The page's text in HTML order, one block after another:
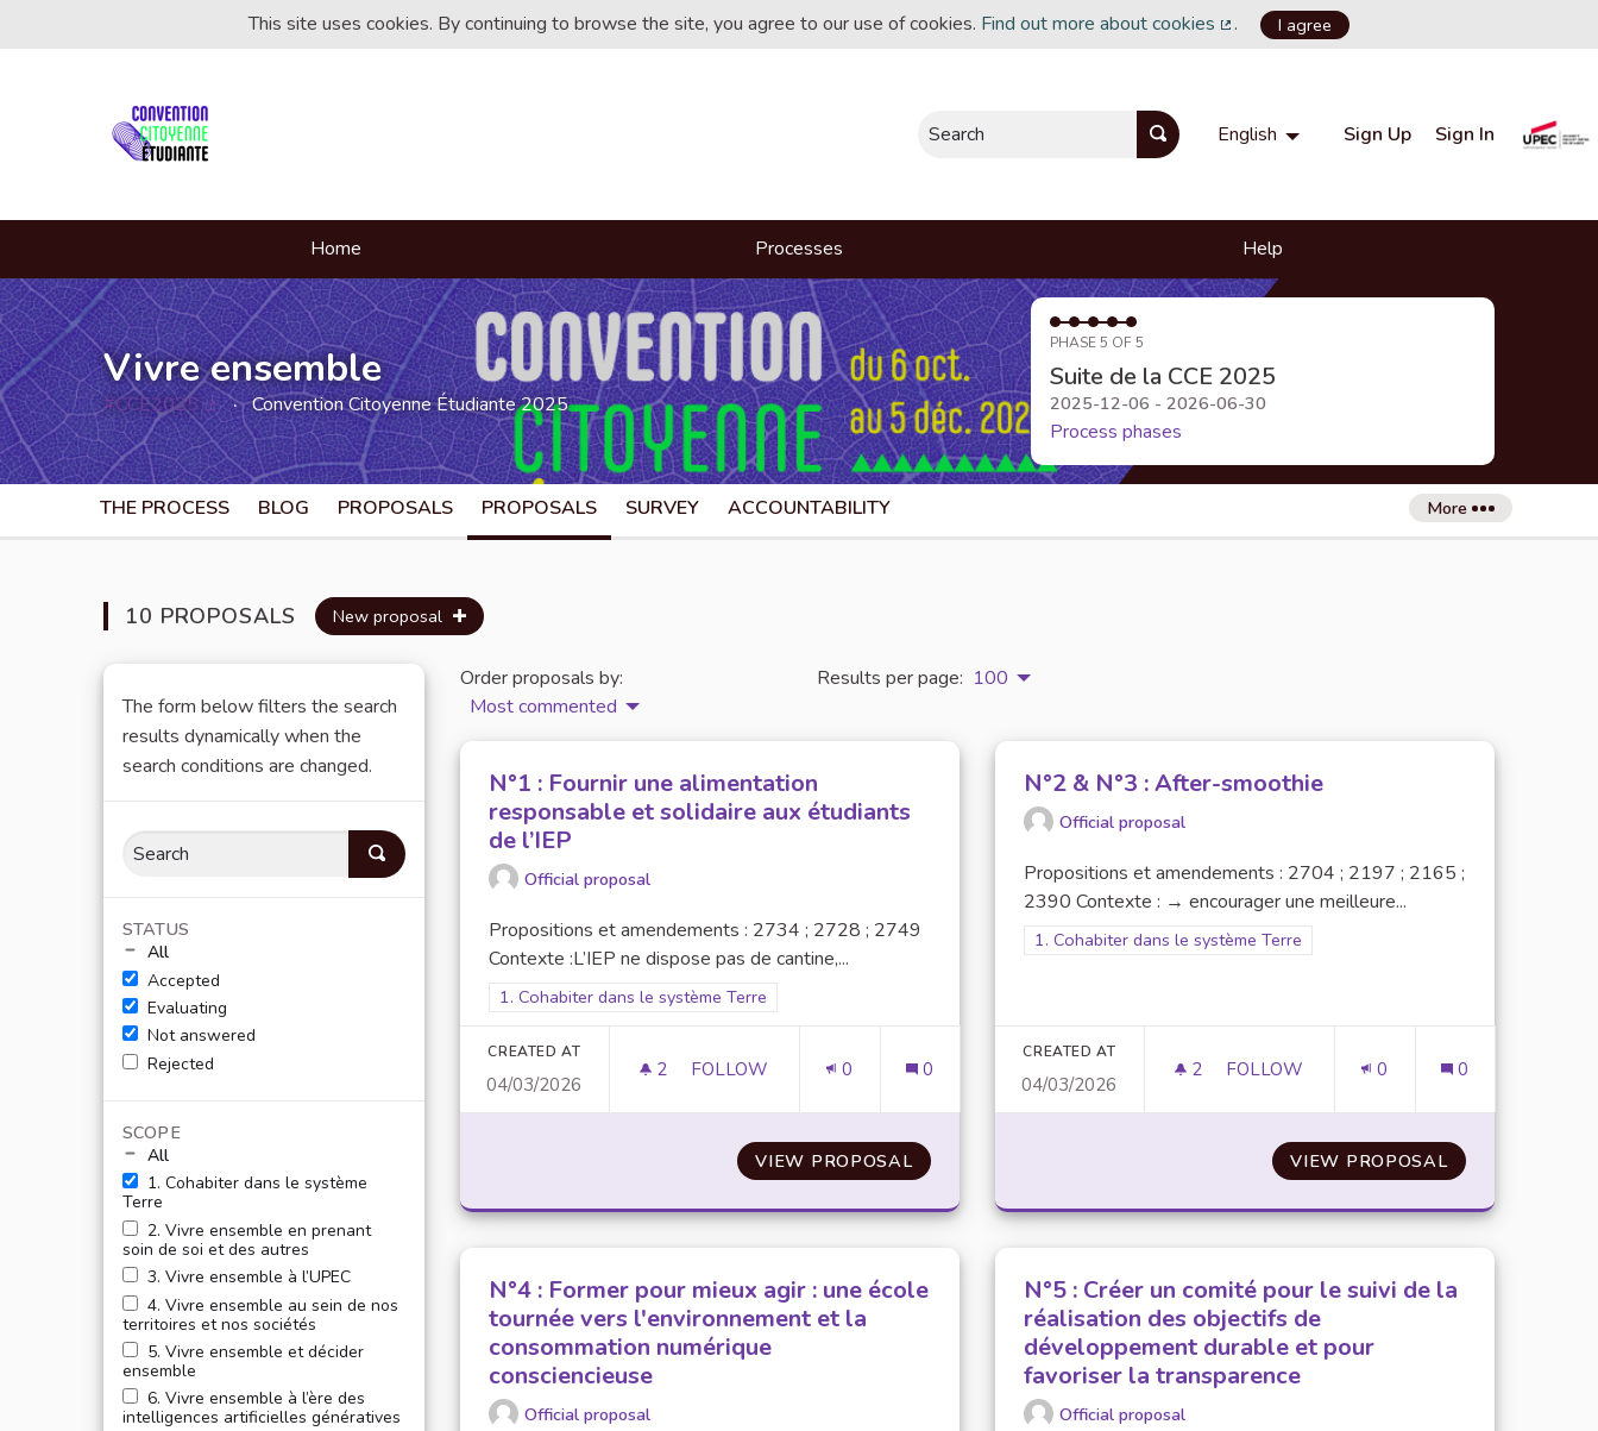
This site uses cookies. By continuing to browse the site, you agree to our use of cookies. Find out more about cookies
(External link)
. I agree
Search English Choisir la langue Choose language
Sign Up Sign In
Home Processes Help
Vivre ensemble
#CCE2025
(External link)
Convention Citoyenne Étudiante 2025
PHASE 5 OF 5
Suite de la CCE 2025
2025-12-06 - 2026-06-30
Process phases
THE PROCESS BLOG PROPOSALS PROPOSALS SURVEY ACCOUNTABILITY More
10 PROPOSALS New proposal
The form below filters the search
results dynamically when the
search conditions are changed.
STATUS
All
Accepted
Evaluating
Not answered
Rejected
SCOPE
All
1. Cohabiter dans le système
Terre
2. Vivre ensemble en prenant
soin de soi et des autres
3. Vivre ensemble à l’UPEC
4. Vivre ensemble au sein de nos
territoires et nos sociétés
5. Vivre ensemble et décider
ensemble
6. Vivre ensemble à l’ère des
intelligences artificielles génératives
Order proposals by:
Most commented
Results per page: 100
N°1 : Fournir une alimentation
responsable et solidaire aux étudiants
de l’IEP
Official proposal
Propositions et amendements : 2734 ; 2728 ; 2749
Contexte :L’IEP ne dispose pas de cantine,...
Filter results for scope: 1. Cohabiter dans le système Terre
1. Cohabiter dans le système Terre
CREATED AT
04/03/2026
2 2 FOLLOWERS
FOLLOW
N°1 : FOURNIR UNE ALIMENTATION RESPONSABLE ET SOLIDAIRE AUX ÉTUDIANTS DE L’IEP
0 0
VIEW PROPOSALN°1 : FOURNIR UNE ALIMENTATION RESPONSABLE ET SOLIDAIRE AUX
N°2 & N°3 : After-smoothie
Official proposal
Propositions et amendements : 2704 ; 2197 ; 2165 ;
2390 Contexte : → encourager une meilleure...
Filter results for scope: 1. Cohabiter dans le système Terre
1. Cohabiter dans le système Terre
CREATED AT
04/03/2026
2 2 FOLLOWERS
FOLLOW 0 0
VIEW PROPOSALN°2 & N°3 :
N°4 : Former pour mieux agir : une école
tournée vers l'environnement et la
consommation numérique
consciencieuse
Official proposal
N°5 : Créer un comité pour le suivi de la
réalisation des objectifs de
développement durable et pour
favoriser la transparence
Official proposal